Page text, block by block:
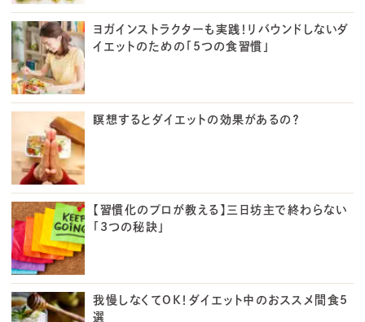
ヨガインストラクターも実践！リバウンドしないダ
イエットのための「5つの食習慣」
瞑想するとダイエットの効果があるの？
【習慣化のプロが教える】三日坊主で終わらない
「3つの秘訣」
我慢しなくてOK！ダイエット中のおススメ間食5
選